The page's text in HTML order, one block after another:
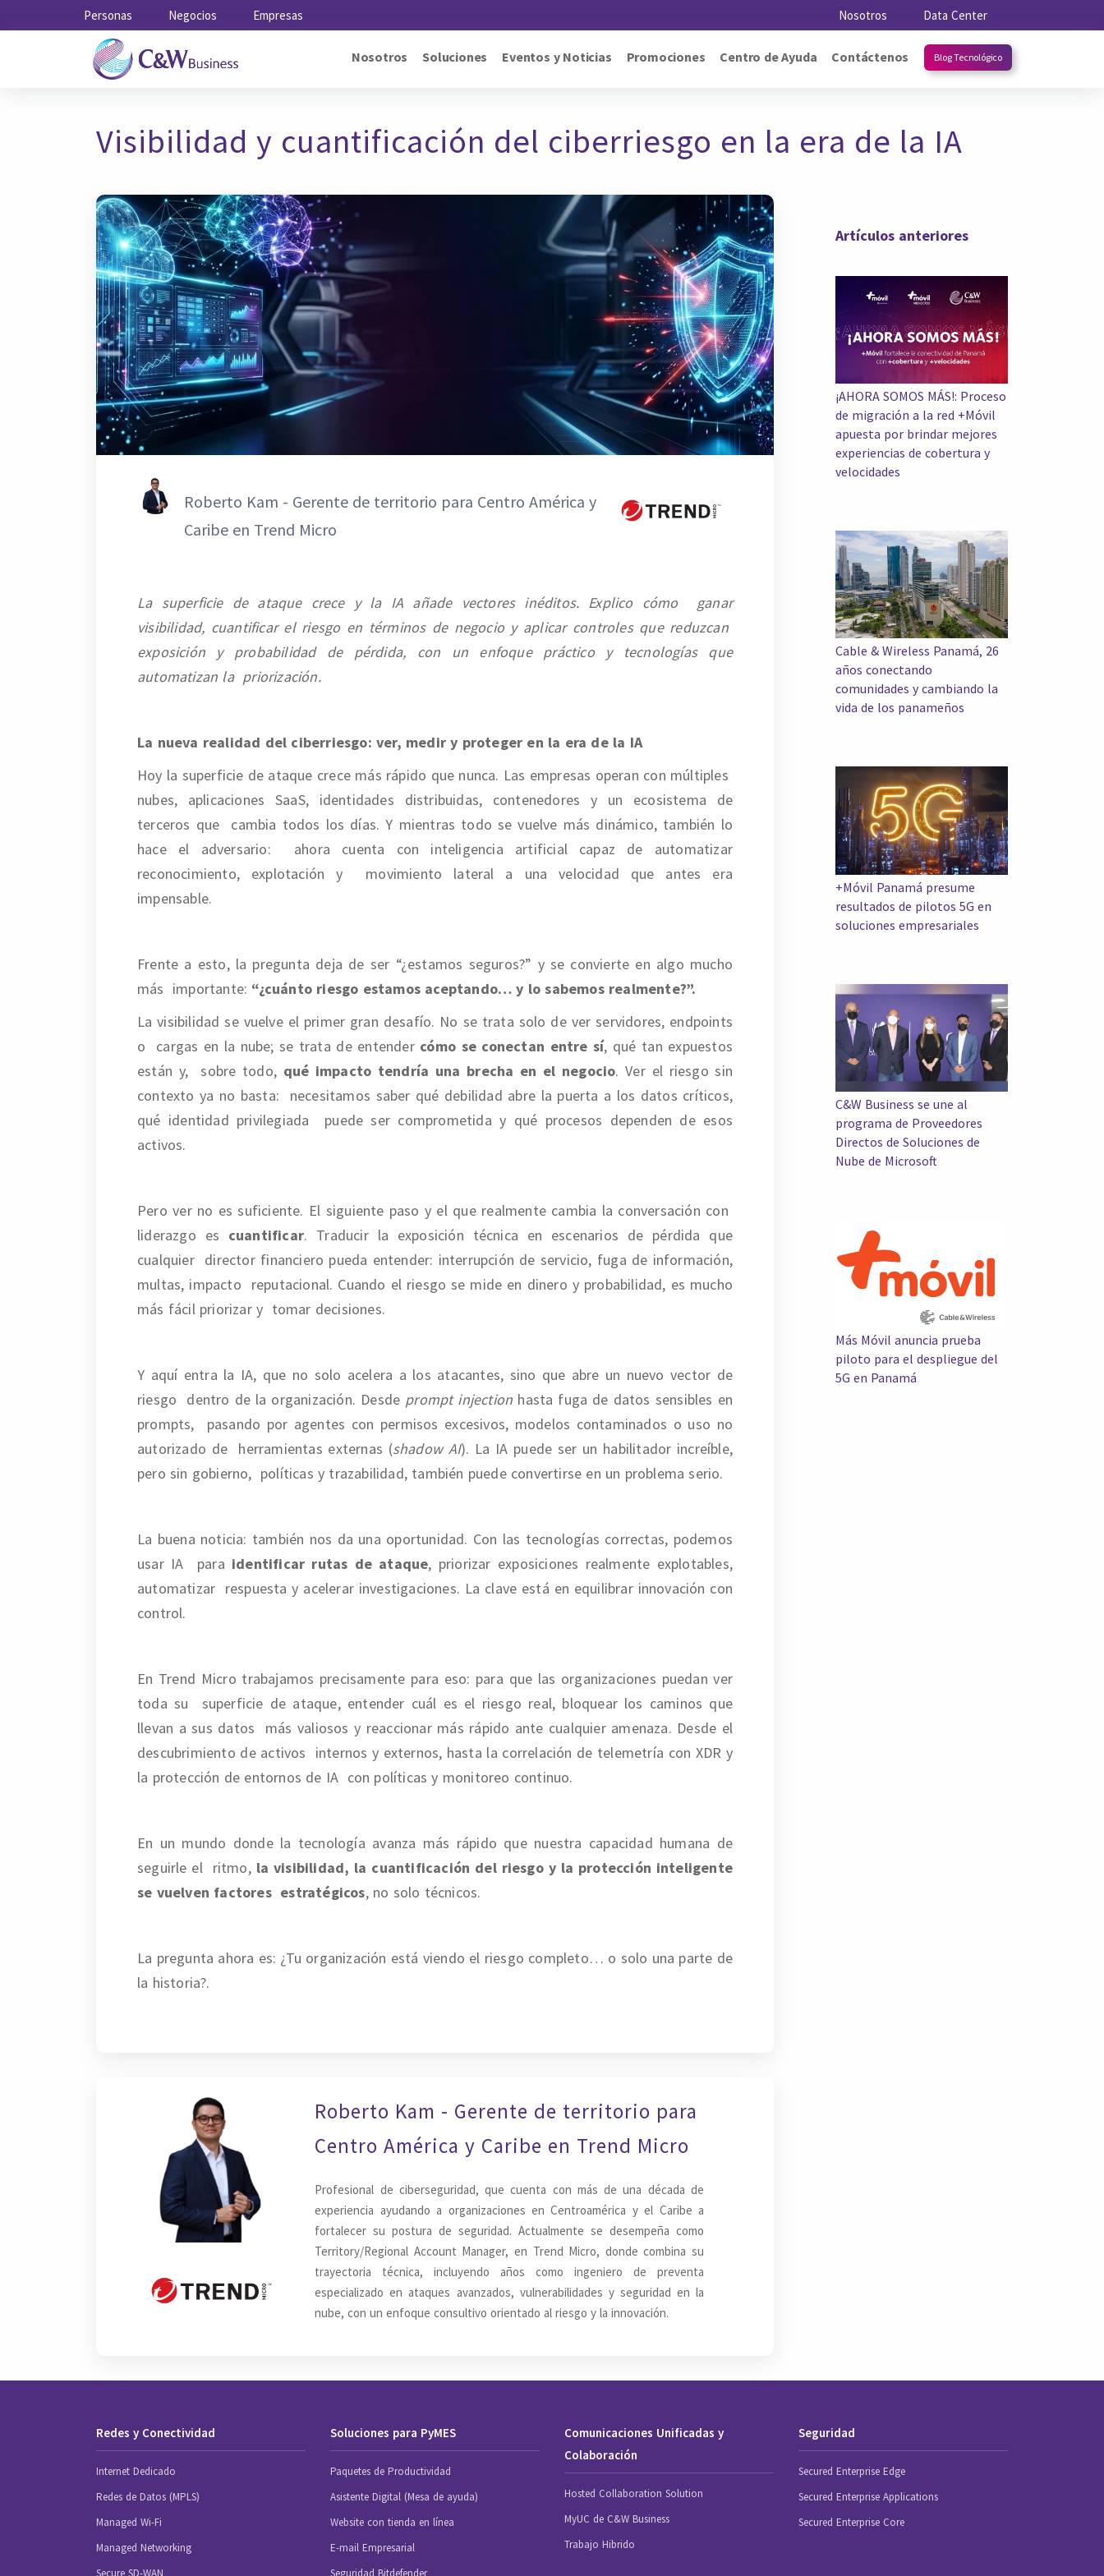
Personas Negocios Empresas Nosotros Data Center
Nosotros Soluciones Eventos y Noticias Promociones Centro de Ayuda Contáctenos Blog Tecnológico
Visibilidad y cuantificación del ciberriesgo en la era de la IA
Roberto Kam - Gerente de territorio para Centro América y
Caribe en Trend Micro
La superficie de ataque crece y la IA añade vectores inéditos. Explico cómo ganar
visibilidad, cuantificar el riesgo en términos de negocio y aplicar controles que reduzcan
exposición y probabilidad de pérdida, con un enfoque práctico y tecnologías que
automatizan la priorización.
La nueva realidad del ciberriesgo: ver, medir y proteger en la era de la IA
Hoy la superficie de ataque crece más rápido que nunca. Las empresas operan con múltiples
nubes, aplicaciones SaaS, identidades distribuidas, contenedores y un ecosistema de
terceros que cambia todos los días. Y mientras todo se vuelve más dinámico, también lo
hace el adversario: ahora cuenta con inteligencia artificial capaz de automatizar
reconocimiento, explotación y movimiento lateral a una velocidad que antes era
impensable.
Frente a esto, la pregunta deja de ser “¿estamos seguros?” y se convierte en algo mucho
más importante: “¿cuánto riesgo estamos aceptando… y lo sabemos realmente?”.
La visibilidad se vuelve el primer gran desafío. No se trata solo de ver servidores, endpoints
o cargas en la nube; se trata de entender cómo se conectan entre sí, qué tan expuestos
están y, sobre todo, qué impacto tendría una brecha en el negocio. Ver el riesgo sin
contexto ya no basta: necesitamos saber qué debilidad abre la puerta a los datos críticos,
qué identidad privilegiada puede ser comprometida y qué procesos dependen de esos
activos.
Pero ver no es suficiente. El siguiente paso y el que realmente cambia la conversación con
liderazgo es cuantificar. Traducir la exposición técnica en escenarios de pérdida que
cualquier director financiero pueda entender: interrupción de servicio, fuga de información,
multas, impacto reputacional. Cuando el riesgo se mide en dinero y probabilidad, es mucho
más fácil priorizar y tomar decisiones.
Y aquí entra la IA, que no solo acelera a los atacantes, sino que abre un nuevo vector de
riesgo dentro de la organización. Desde prompt injection hasta fuga de datos sensibles en
prompts, pasando por agentes con permisos excesivos, modelos contaminados o uso no
autorizado de herramientas externas (shadow AI). La IA puede ser un habilitador increíble,
pero sin gobierno, políticas y trazabilidad, también puede convertirse en un problema serio.
La buena noticia: también nos da una oportunidad. Con las tecnologías correctas, podemos
usar IA para identificar rutas de ataque, priorizar exposiciones realmente explotables,
automatizar respuesta y acelerar investigaciones. La clave está en equilibrar innovación con
control.
En Trend Micro trabajamos precisamente para eso: para que las organizaciones puedan ver
toda su superficie de ataque, entender cuál es el riesgo real, bloquear los caminos que
llevan a sus datos más valiosos y reaccionar más rápido ante cualquier amenaza. Desde el
descubrimiento de activos internos y externos, hasta la correlación de telemetría con XDR y
la protección de entornos de IA con políticas y monitoreo continuo.
En un mundo donde la tecnología avanza más rápido que nuestra capacidad humana de
seguirle el ritmo, la visibilidad, la cuantificación del riesgo y la protección inteligente
se vuelven factores estratégicos, no solo técnicos.
La pregunta ahora es: ¿Tu organización está viendo el riesgo completo… o solo una parte de
la historia?.
Roberto Kam - Gerente de territorio para
Centro América y Caribe en Trend Micro
Profesional de ciberseguridad, que cuenta con más de una década de
experiencia ayudando a organizaciones en Centroamérica y el Caribe a
fortalecer su postura de seguridad. Actualmente se desempeña como
Territory/Regional Account Manager, en Trend Micro, donde combina su
trayectoria técnica, incluyendo años como ingeniero de preventa
especializado en ataques avanzados, vulnerabilidades y seguridad en la
nube, con un enfoque consultivo orientado al riesgo y la innovación.
Artículos anteriores
¡AHORA SOMOS MÁS!: Proceso
de migración a la red +Móvil
apuesta por brindar mejores
experiencias de cobertura y
velocidades
Cable & Wireless Panamá, 26
años conectando
comunidades y cambiando la
vida de los panameños
+Móvil Panamá presume
resultados de pilotos 5G en
soluciones empresariales
C&W Business se une al
programa de Proveedores
Directos de Soluciones de
Nube de Microsoft
Más Móvil anuncia prueba
piloto para el despliegue del
5G en Panamá
Redes y Conectividad
Internet Dedicado
Redes de Datos (MPLS)
Managed Wi-Fi
Managed Networking
Secure SD-WAN
Soluciones para PyMES
Paquetes de Productividad
Asistente Digital (Mesa de ayuda)
Website con tienda en línea
E-mail Empresarial
Seguridad Bitdefender
Comunicaciones Unificadas y
Colaboración
Hosted Collaboration Solution
MyUC de C&W Business
Trabajo Hibrido
Seguridad
Secured Enterprise Edge
Secured Enterprise Applications
Secured Enterprise Core